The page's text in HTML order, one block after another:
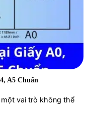
A5 Chuẩn
vai trò không thể